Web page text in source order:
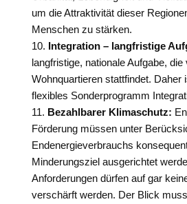
um die Attraktivität dieser
Menschen zu stärken.
Integration – langfristige
langfristige, nationale Aufgabe,
Wohnquartieren stattfindet. Daher
flexibles Sonderprogramm
Bezahlbarer Klimaschutz:
Förderung müssen unter
Endenergieverbrauchs
Minderungsziel ausgerichtet
Anforderungen dürfen auf gar
verschärft werden. Der Blick